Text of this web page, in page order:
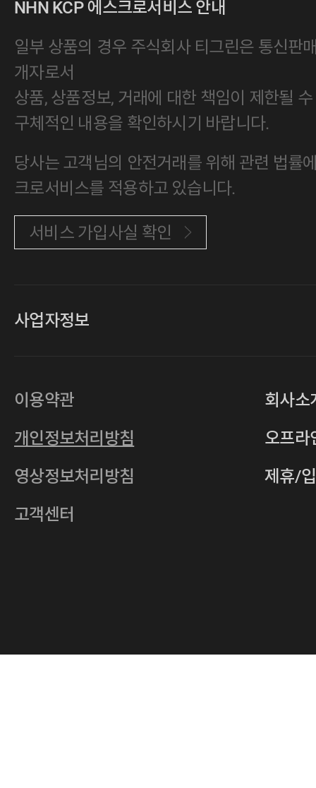
NHN KCP 에스크로서비스 안내
일부 상품의 경우 주식회사 티그린은 통신판
개자로서
상품, 상품정보, 거래에 대한 책임이 제한될
구체적인 내용을 확인하시기 바랍니다.
당사는 고객님의 안전거래를 위해 관련 법률
크로서비스를 적용하고 있습니다.
서비스 가입사실 확인
사업자정보
사업자등록번호
통신판매업
2011-서울중구-0149
주소 서울특별시 중구 다산로14길 12 (신당
호스팅사업자
이용약관
개인정보처리방침
영상정보처리방침
고객센터
회사소
오프라
제휴/